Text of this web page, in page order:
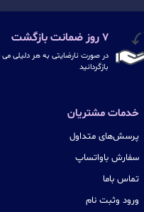
۷ روز ضمانت بازگشت
در صورت نارضایتی به هر دلیلی می
بازگردانید
خدمات مشتریان
پرسش‌های متداول
سفارش باواتساپ
تماس باما
ورود وثبت نام